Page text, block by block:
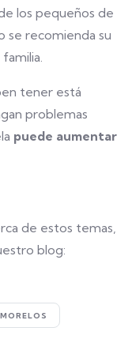
los pequeños de
se recomienda su
tener está
problemas
puede aumentar
de estos temas,
blog:
MORELOS